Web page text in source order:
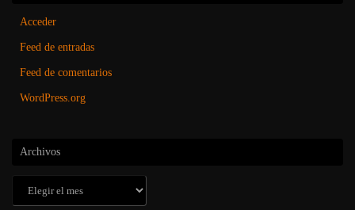
Acceder
Feed de entradas
Feed de comentarios
WordPress.org
Archivos